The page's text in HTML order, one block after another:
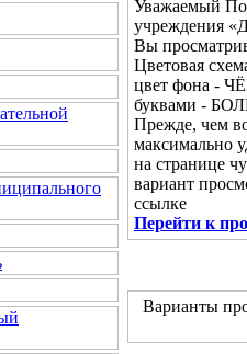
Уважаемый
учреждения
Вы
Цветовая
цвет фона -
буквами -
Прежде, чем
максимально
на странице
вариант
ссылке
Перейти к
Варианты